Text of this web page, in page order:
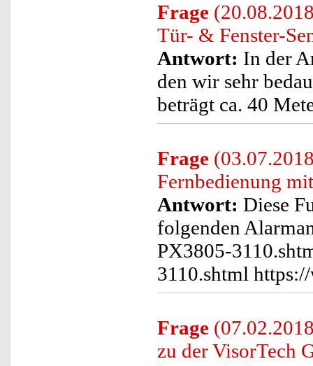
Frage
Tür- & Fenster-
Antwort: In der
den wir sehr
beträgt ca. 40
Frage
Fernbedienung
Antwort: Diese
folgenden
PX3805-
3110.shtml
Frage
zu der VisorTech